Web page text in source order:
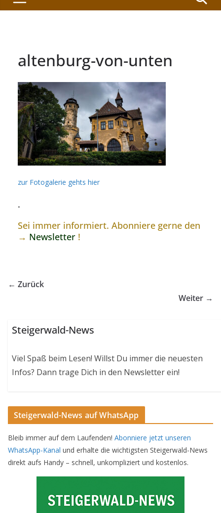
altenburg-von-unten
zur Fotogalerie gehts hier
.
Sei immer informiert. Abonniere gerne den
→ Newsletter !
← Zurück
Weiter →
Steigerwald-News
Viel Spaß beim Lesen! Willst Du immer die neuesten
Infos? Dann trage Dich in den Newsletter ein!
Steigerwald-News auf WhatsApp
Bleib immer auf dem Laufenden! Abonniere jetzt unseren
WhatsApp-Kanal und erhalte die wichtigsten Steigerwald-News
direkt aufs Handy – schnell, unkompliziert und kostenlos.